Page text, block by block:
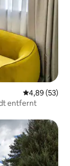
4,89 (53)
entfernt